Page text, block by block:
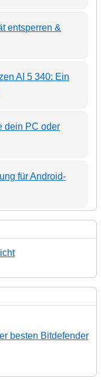
entsperren &
AI 5 340: Ein
dein PC oder
für Android-
besten Bitdefender